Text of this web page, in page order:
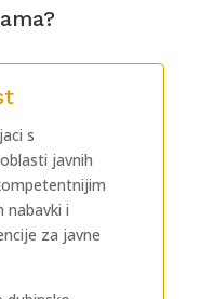
s
javnih
nabavki i
za javne